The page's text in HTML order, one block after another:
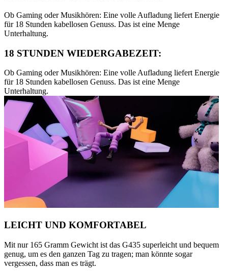
Ob Gaming oder Musikhören: Eine volle Aufladung liefert Energie
für 18 Stunden kabellosen Genuss. Das ist eine Menge
Unterhaltung.
18 STUNDEN WIEDERGABEZEIT:
Ob Gaming oder Musikhören: Eine volle Aufladung liefert Energie
für 18 Stunden kabellosen Genuss. Das ist eine Menge
Unterhaltung.
LEICHT UND KOMFORTABEL
Mit nur 165 Gramm Gewicht ist das G435 superleicht und bequem
genug, um es den ganzen Tag zu tragen; man könnte sogar
vergessen, dass man es trägt.